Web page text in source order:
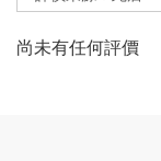
尚未有任何評價